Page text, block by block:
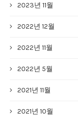
2023년 11월
2022년 12월
2022년 11월
2022년 5월
2021년 11월
2021년 10월